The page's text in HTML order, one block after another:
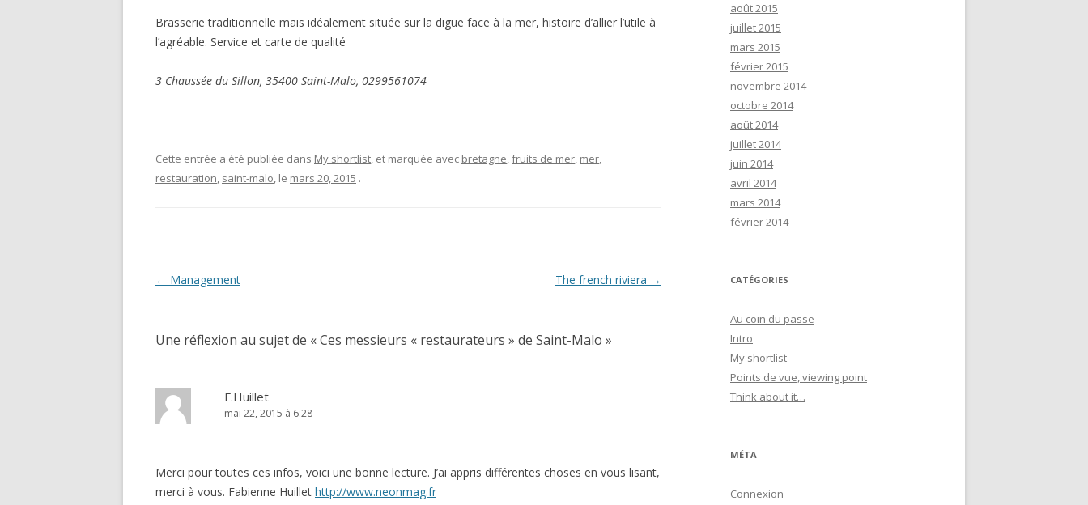
Brasserie traditionnelle mais idéalement située sur la digue face à la mer, histoire d’allier l’utile à
l’agréable. Service et carte de qualité
3 Chaussée du Sillon, 35400 Saint-Malo, 0299561074
Cette entrée a été publiée dans My shortlist, et marquée avec bretagne,fruits de mer, mer,
restauration, saint-malo, le mars 20, 2015 .
Navigation des articles
← Management The french riviera →
Une réflexion au sujet de «Ces messieurs « restaurateurs » de Saint-Malo »
F.Huillet
mai 22, 2015 à 6:28
Merci pour toutes ces infos, voici une bonne lecture. J’ai appris différentes choses en vous lisant,
merci à vous. Fabienne Huillet http://www.neonmag.fr
août 2015
juillet 2015
mars 2015
février 2015
novembre 2014
octobre 2014
août 2014
juillet 2014
juin 2014
avril 2014
mars 2014
février 2014
CATÉGORIES
Au coin du passe
Intro
My shortlist
Points de vue, viewing point
Think about it…
MÉTA
Connexion